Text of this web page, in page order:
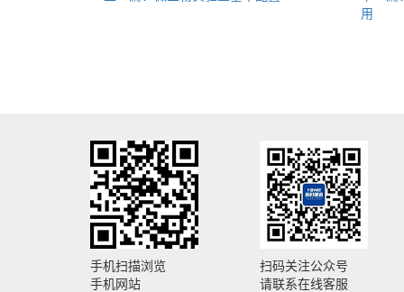
用
手机扫描浏览
手机网站
扫码关注公众号
请联系在线客服